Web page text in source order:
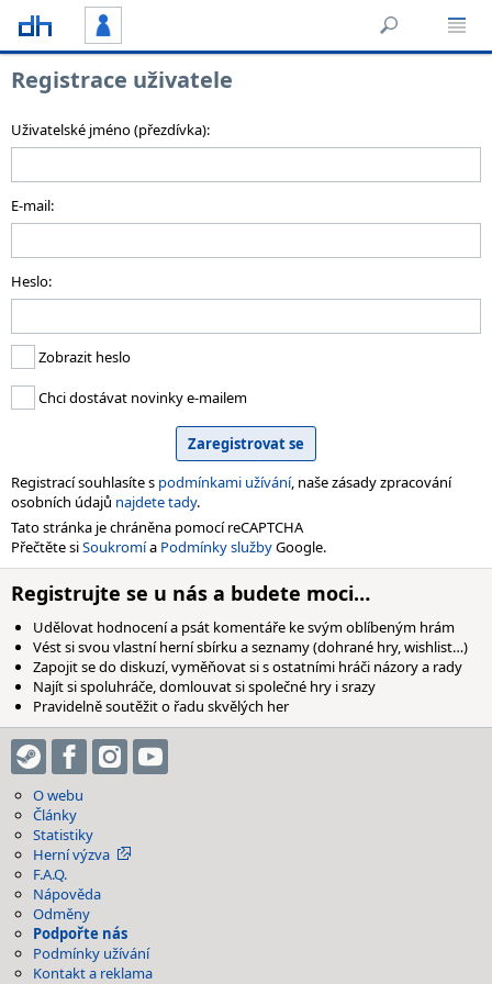
Registrace uživatele
Uživatelské jméno (přezdívka):
E-mail:
Heslo:
Zobrazit heslo
Chci dostávat novinky e-mailem
Registrací souhlasíte s podmínkami užívání, naše zásady zpracování
osobních údajů najdete tady.
Tato stránka je chráněna pomocí reCAPTCHA
Přečtěte siSoukromía Podmínky službyGoogle.
Registrujte se u nás a budete moci…
Udělovat hodnocení a psát komentáře ke svým oblíbeným hrám
Vést si svou vlastní herní sbírku a seznamy (dohrané hry, wishlist…)
Zapojit se do diskuzí, vyměňovat si s ostatními hráči názory a rady
Najít si spoluhráče, domlouvat si společné hry i srazy
Pravidelně soutěžit o řadu skvělých her
O webu
Články
Statistiky
Herní výzva
F.A.Q.
Nápověda
Odměny
Podpořte nás
Podmínky užívání
Kontakt a reklama